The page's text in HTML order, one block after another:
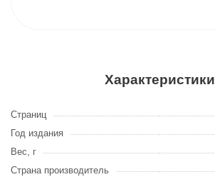
Характеристики
Страниц
Год издания
Вес, г
Страна производитель